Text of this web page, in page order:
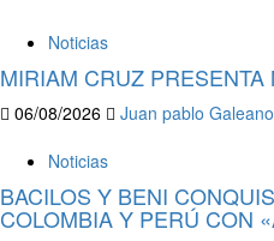
Noticias
MIRIAM CRUZ
06/08/2026
Juan pablo Galeano
Noticias
BACILOS Y BENI
COLOMBIA Y PERÚ CON